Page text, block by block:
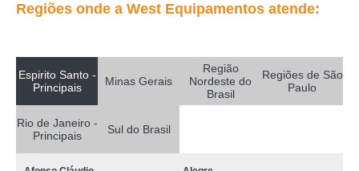
batedeira de manteiga elétrica orçamento Jardim Textil
empresa de batedeira para fazer manteiga Cidade Continental
batedeira para manteiga cotação Sobral
batedeira manteiga cotação Jardim Avelino
empresa de batedeira de manteiga industrial Parque Sevilha
Regiões onde a West Equipamentos atende:
Espirito Santo -
Principais
Minas Gerais
Região
Nordeste do
Brasil
Regiões de São
Paulo
Rio de Janeiro -
Principais
Sul do Brasil